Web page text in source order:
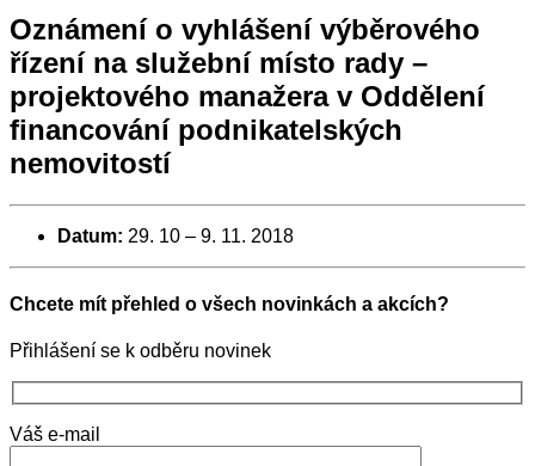
Oznámení o vyhlášení výběrového
řízení na služební místo rady –
projektového manažera v Oddělení
financování podnikatelských
nemovitostí
Datum: 29. 10 – 9. 11. 2018
Chcete mít přehled o všech novinkách a akcích?
Přihlášení se k odběru novinek
Váš e-mail